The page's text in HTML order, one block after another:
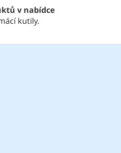
y
v
ý
i
v nabídce
kutily.